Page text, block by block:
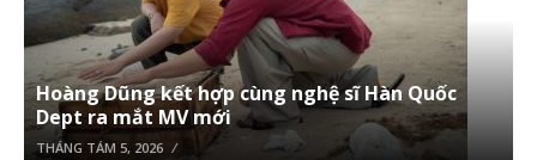
Hoàng Dũng kết hợp cùng nghệ sĩ Hàn Quốc
Dept ra mắt MV mới
THÁNG TÁM 5, 2026